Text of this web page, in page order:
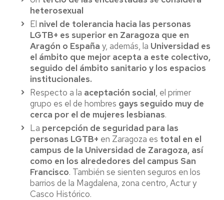
heterosexual
El nivel de tolerancia hacia las personas
LGTB+ es superior en Zaragoza que en
Aragón o España y, además, la Universidad es
el ámbito que mejor acepta a este colectivo,
seguido del ámbito sanitario y los espacios
institucionales.
Respecto a la aceptación social, el primer
grupo es el de hombres gays seguido muy de
cerca por el de mujeres lesbianas.
La percepción de seguridad para las
personas LGTB+ en Zaragoza es total en el
campus de la Universidad de Zaragoza, así
como en los alrededores del campus San
Francisco. También se sienten seguros en los
barrios de la Magdalena, zona centro, Actur y
Casco Histórico.